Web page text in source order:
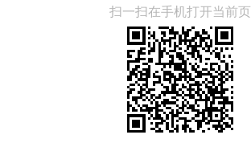
扫一扫在手机打开当前页